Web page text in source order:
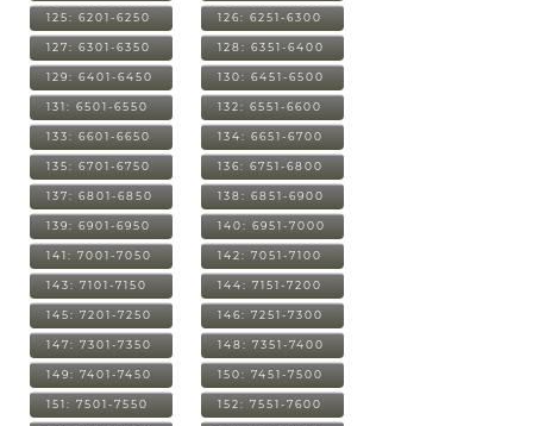
125: 6201-6250 126: 6251-6300
127: 6301-6350 128: 6351-6400
129: 6401-6450 130: 6451-6500
131: 6501-6550 132: 6551-6600
133: 6601-6650 134: 6651-6700
135: 6701-6750 136: 6751-6800
137: 6801-6850 138: 6851-6900
139: 6901-6950 140: 6951-7000
141: 7001-7050 142: 7051-7100
143: 7101-7150 144: 7151-7200
145: 7201-7250 146: 7251-7300
147: 7301-7350 148: 7351-7400
149: 7401-7450 150: 7451-7500
151: 7501-7550 152: 7551-7600